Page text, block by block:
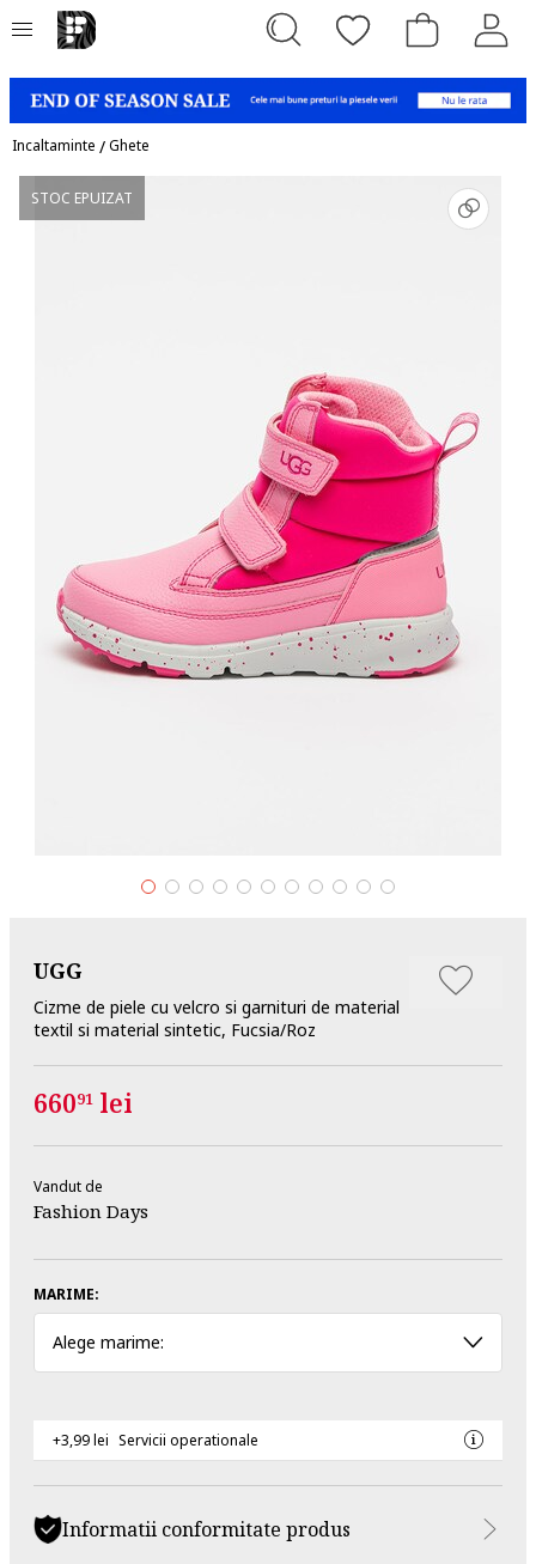
Incaltaminte /Ghete
STOC EPUIZAT
UGG
Cizme de piele cu velcro si garnituri de material
textil si material sintetic, Fucsia/Roz
66091 lei
Vandut de
Fashion Days
MARIME:
Alege marime:
+3,99 lei Servicii operationale
Informatii conformitate produs